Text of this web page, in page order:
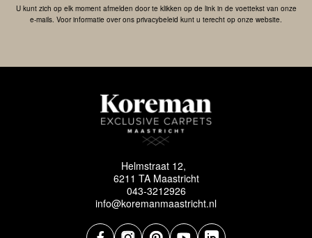
U kunt zich op elk moment afmelden door te klikken op de link in de voettekst van onze
e-mails. Voor informatie over ons privacybeleid kunt u terecht op onze website.
Helmstraat 12,
6211 TA Maastricht
043-3212926
info@koremanmaastricht.nl